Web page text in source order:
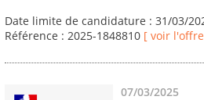
Date limite de candidature : 31/03/
Référence : 2025-1848810 [ voir
07/03/2025